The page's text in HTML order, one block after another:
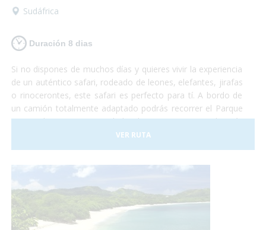
Sudáfrica
Duración 8 dias
Si no dispones de muchos días y quieres vivir la experiencia
de un auténtico safari, rodeado de leones, elefantes, jirafas
o rinocerontes, este safari es perfecto para tí. A bordo de
un camión totalmente adaptado podrás recorrer el Parque
Nacional Kruger, sin duda la reserva natural más
importante de África y dónde podrás sentir la cercanía con
la fauna más espectacular del planeta. No te lo puedes
VER RUTA